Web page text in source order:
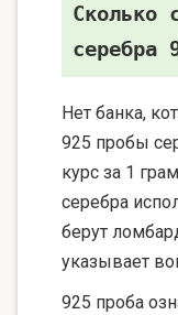
Сколько
серебра
Нет банка,
925 пробы
курс за 1
серебра
берут
указывает
925 проба